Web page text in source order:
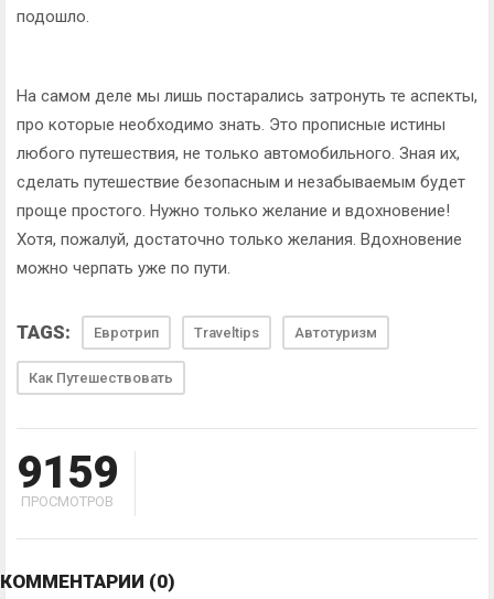
подошло.
На самом деле мы лишь постарались затронуть те аспекты,
про которые необходимо знать. Это прописные истины
любого путешествия, не только автомобильного. Зная их,
сделать путешествие безопасным и незабываемым будет
проще простого. Нужно только желание и вдохновение!
Хотя, пожалуй, достаточно только желания. Вдохновение
можно черпать уже по пути.
TAGS: Евротрип Traveltips Автотуризм
Как Путешествовать
9159
ПРОСМОТРОВ
КОММЕНТАРИИ (0)